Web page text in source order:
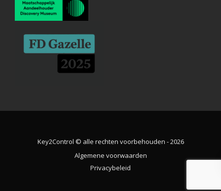
Key2Control © alle rechten voorbehouden - 2026
Algemene voorwaarden
Privacybeleid